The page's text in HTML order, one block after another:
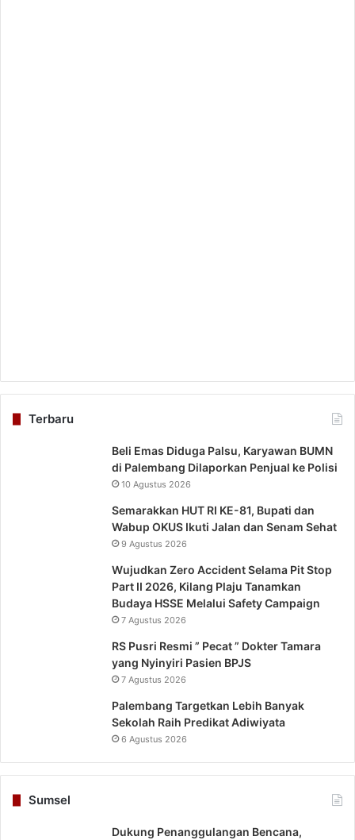
Terbaru
Beli Emas Diduga Palsu, Karyawan BUMN
di Palembang Dilaporkan Penjual ke Polisi
10 Agustus 2026
Semarakkan HUT RI KE-81, Bupati dan
Wabup OKUS Ikuti Jalan dan Senam Sehat
9 Agustus 2026
Wujudkan Zero Accident Selama Pit Stop
Part II 2026, Kilang Plaju Tanamkan
Budaya HSSE Melalui Safety Campaign
7 Agustus 2026
RS Pusri Resmi ” Pecat ” Dokter Tamara
yang Nyinyiri Pasien BPJS
7 Agustus 2026
Palembang Targetkan Lebih Banyak
Sekolah Raih Predikat Adiwiyata
6 Agustus 2026
Sumsel
Dukung Penanggulangan Bencana,